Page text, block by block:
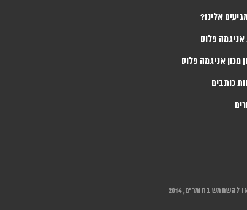
אלינו?
אניגמה פלוס
מכון אניגמה פלוס
כותבים
בחומרים, 2014